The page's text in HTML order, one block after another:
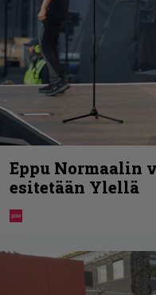
Eppu Normaalin
esitetään Ylellä